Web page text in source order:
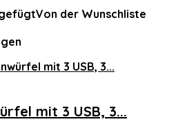
Von der Wunschliste
mit 3 USB, 3...